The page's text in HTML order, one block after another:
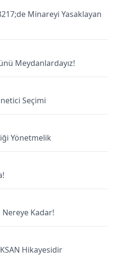
Minareyi Yasaklayan
Meydanlardayız!
Seçimi
Yönetmelik
Nereye Kadar!
Hikayesidir